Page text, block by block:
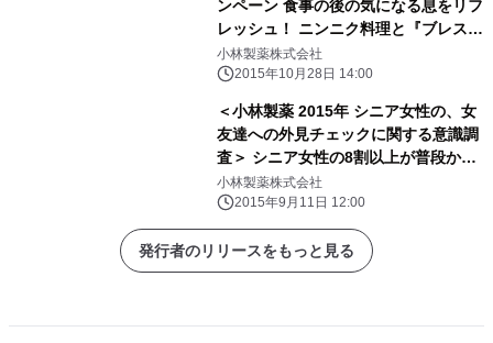
ンペーン 食事の後の気になる息をリフ
レッシュ！ ニンニク料理と『ブレスケ
ア』を一緒に撮影してSNSに投稿！ 抽
選で229（ニンニク）名様に景品をプ
小林製薬株式会社
2015年10月28日 14:00
＜小林製薬 2015年 シニア女性の、女
友達への外見チェックに関する意識調
査＞ シニア女性の8割以上が普段から
女友達の外見をチェック！
小林製薬株式会社
2015年9月11日 12:00
発行者のリリースをもっと見る